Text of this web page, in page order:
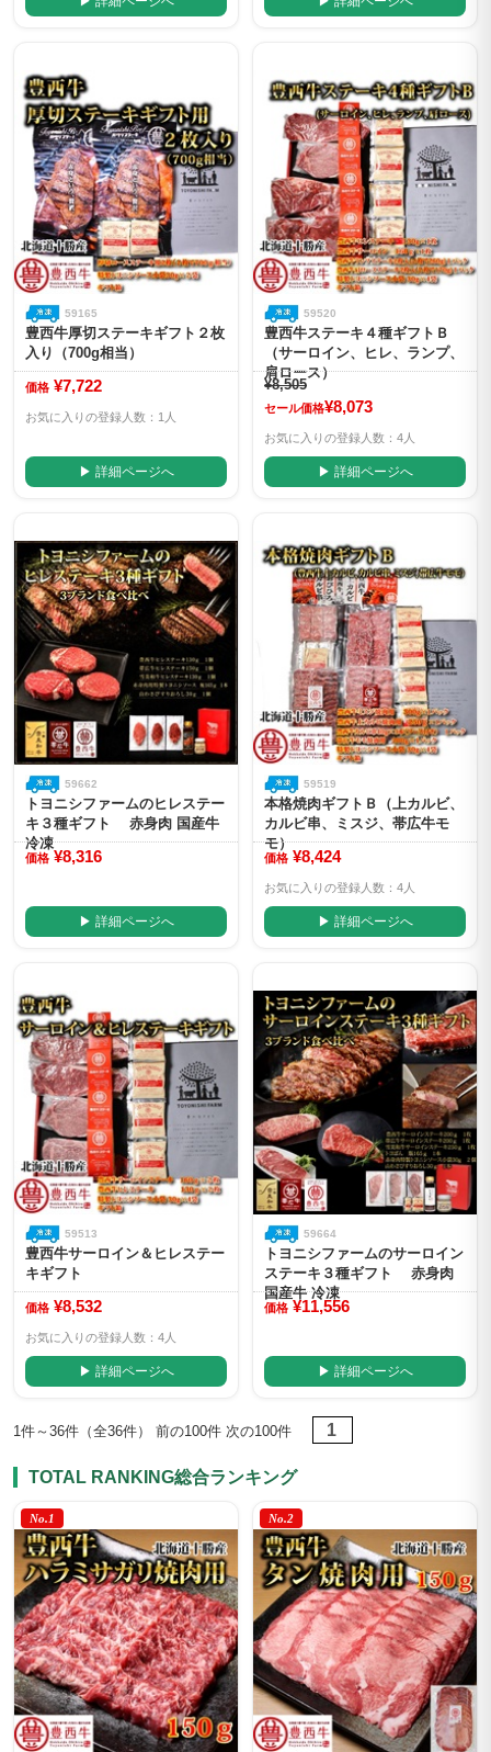
59165
豊西牛厚切ステーキギフト２枚
入り（700g相当）
価格 ¥7,722
お気に入りの登録人数：1人
▶ 詳細ページへ
59520
豊西牛ステーキ４種ギフトＢ
（サーロイン、ヒレ、ランプ、
肩ロース）
¥8,505
セール価格¥8,073
お気に入りの登録人数：4人
▶ 詳細ページへ
59662
トヨニシファームのヒレステー
キ３種ギフト 赤身肉 国産牛
冷凍
価格 ¥8,316
▶ 詳細ページへ
59519
本格焼肉ギフトＢ（上カルビ、
カルビ串、ミスジ、帯広牛モ
モ）
価格 ¥8,424
お気に入りの登録人数：4人
▶ 詳細ページへ
59513
豊西牛サーロイン＆ヒレステー
キギフト
価格 ¥8,532
お気に入りの登録人数：4人
▶ 詳細ページへ
59664
トヨニシファームのサーロイン
ステーキ３種ギフト 赤身肉
国産牛 冷凍
価格 ¥11,556
▶ 詳細ページへ
1件～36件（全36件） 前の100件 次の100件 1
TOTAL RANKING総合ランキング
No.1 No.2